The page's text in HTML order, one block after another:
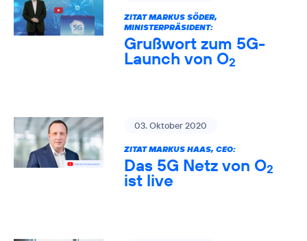
ZITAT MARKUS SÖDER,
MINISTERPRÄSIDENT:
Grußwort zum 5G-
Launch von O2
03. Oktober 2020
ZITAT MARKUS HAAS, CEO:
Das 5G Netz von O2
ist live